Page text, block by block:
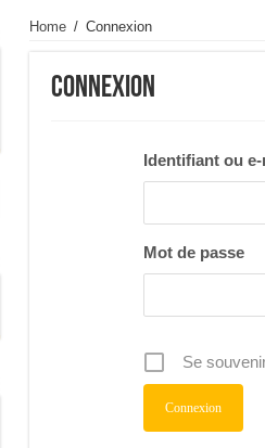
Home / Connexion
Connexion
Identifiant ou e-
Mot de passe
Se